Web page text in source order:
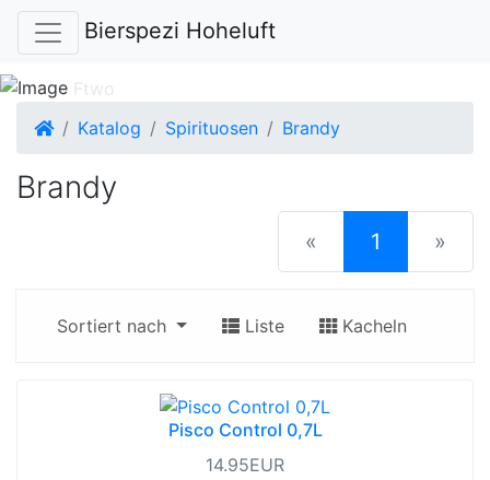
Bierspezi Hoheluft
Startseite
Katalog Spirituosen Brandy
Brandy
« 1 (current)
»
Sortiert nach Liste Kacheln
Pisco Control 0,7L
14.95EUR